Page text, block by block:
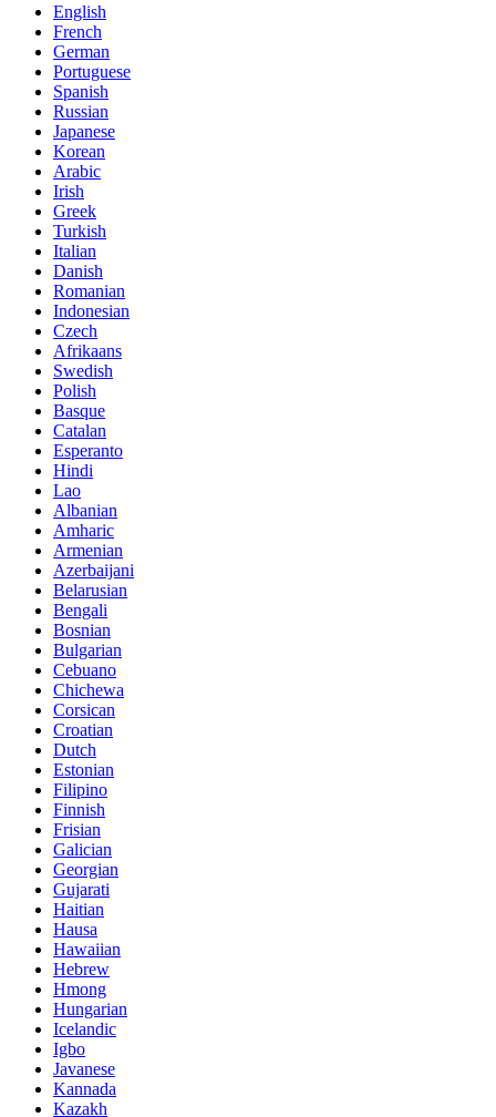
English
French
German
Portuguese
Spanish
Russian
Japanese
Korean
Arabic
Irish
Greek
Turkish
Italian
Danish
Romanian
Indonesian
Czech
Afrikaans
Swedish
Polish
Basque
Catalan
Esperanto
Hindi
Lao
Albanian
Amharic
Armenian
Azerbaijani
Belarusian
Bengali
Bosnian
Bulgarian
Cebuano
Chichewa
Corsican
Croatian
Dutch
Estonian
Filipino
Finnish
Frisian
Galician
Georgian
Gujarati
Haitian
Hausa
Hawaiian
Hebrew
Hmong
Hungarian
Icelandic
Igbo
Javanese
Kannada
Kazakh